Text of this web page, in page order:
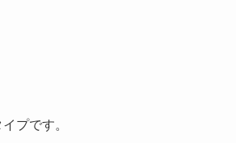
プです。